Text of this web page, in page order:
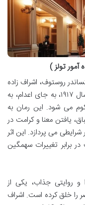
تولز )
روستوف، اشراف زاده
ای روسی است که پس از انقلاب بلشویکی سال ۱۹۱۷، به جای اعدام، به
می شود. این رمان به
یافتن معنا و کرامت در
می پردازد. این اثر
برابر تغییرات سهمگین
و روایتی جذاب، یکی از
را خلق کرده است. اشراف